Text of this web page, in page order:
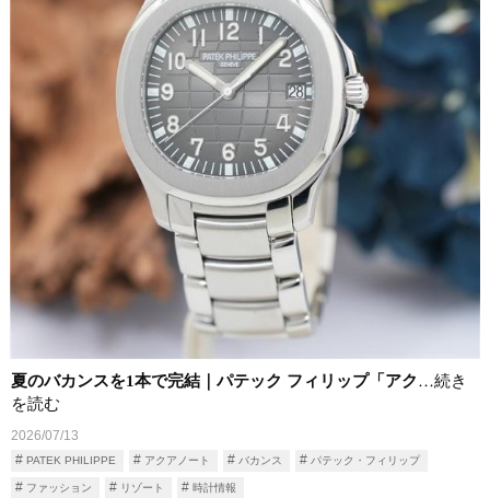
夏のバカンスを1本で完結｜パテック フィリップ「アク…続き
を読む
2026/07/13
PATEK PHILIPPE アクアノート バカンス パテック・フィリップ
ファッション リゾート 時計情報